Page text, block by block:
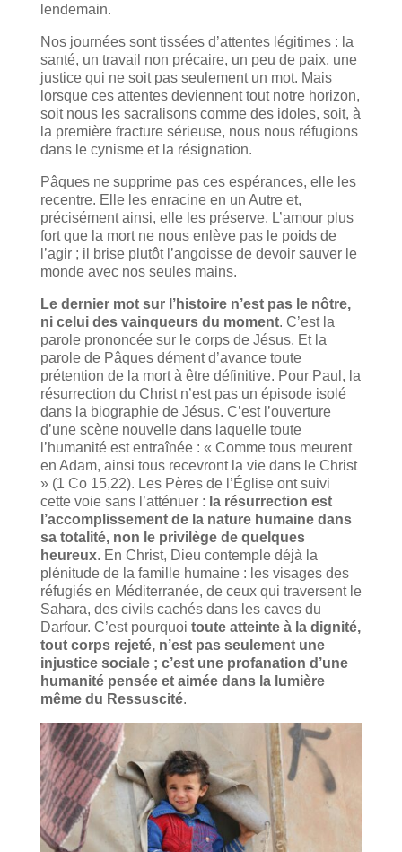
lendemain.
Nos journées sont tissées d’attentes légitimes : la
santé, un travail non précaire, un peu de paix, une
justice qui ne soit pas seulement un mot. Mais
lorsque ces attentes deviennent tout notre horizon,
soit nous les sacralisons comme des idoles, soit, à
la première fracture sérieuse, nous nous réfugions
dans le cynisme et la résignation.
Pâques ne supprime pas ces espérances, elle les
recentre. Elle les enracine en un Autre et,
précisément ainsi, elle les préserve. L’amour plus
fort que la mort ne nous enlève pas le poids de
l’agir ; il brise plutôt l’angoisse de devoir sauver le
monde avec nos seules mains.
Le dernier mot sur l’histoire n’est pas le nôtre,
ni celui des vainqueurs du moment. C’est la
parole prononcée sur le corps de Jésus. Et la
parole de Pâques dément d’avance toute
prétention de la mort à être définitive. Pour Paul, la
résurrection du Christ n’est pas un épisode isolé
dans la biographie de Jésus. C’est l’ouverture
d’une scène nouvelle dans laquelle toute
l’humanité est entraînée : « Comme tous meurent
en Adam, ainsi tous recevront la vie dans le Christ
» (1 Co 15,22). Les Pères de l’Église ont suivi
cette voie sans l’atténuer : la résurrection est
l’accomplissement de la nature humaine dans
sa totalité, non le privilège de quelques
heureux. En Christ, Dieu contemple déjà la
plénitude de la famille humaine : les visages des
réfugiés en Méditerranée, de ceux qui traversent le
Sahara, des civils cachés dans les caves du
Darfour. C’est pourquoi toute atteinte à la dignité,
tout corps rejeté, n’est pas seulement une
injustice sociale ; c’est une profanation d’une
humanité pensée et aimée dans la lumière
même du Ressuscité.